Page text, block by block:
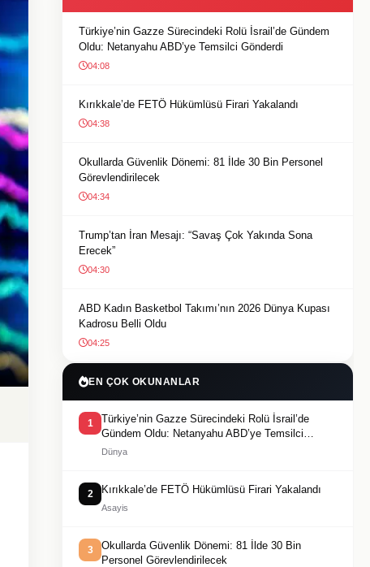
Türkiye’nin Gazze Sürecindeki Rolü İsrail’de Gündem
Oldu: Netanyahu ABD’ye Temsilci Gönderdi
04:08
Kırıkkale’de FETÖ Hükümlüsü Firari Yakalandı
04:38
Okullarda Güvenlik Dönemi: 81 İlde 30 Bin Personel
Görevlendirilecek
04:34
Trump’tan İran Mesajı: “Savaş Çok Yakında Sona
Erecek”
04:30
ABD Kadın Basketbol Takımı’nın 2026 Dünya Kupası
Kadrosu Belli Oldu
04:25
EN ÇOK OKUNANLAR
1
Türkiye’nin Gazze Sürecindeki Rolü İsrail’de
Gündem Oldu: Netanyahu ABD’ye Temsilci
Gönderdi
Dünya
2 Kırıkkale’de FETÖ Hükümlüsü Firari Yakalandı
Asayis
3
Okullarda Güvenlik Dönemi: 81 İlde 30 Bin
Personel Görevlendirilecek